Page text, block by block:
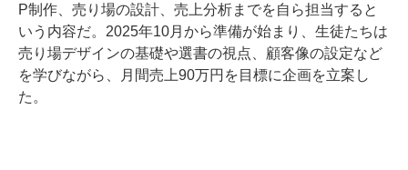
P制作、売り場の設計、売上分析までを自ら担当すると
いう内容だ。2025年10月から準備が始まり、生徒たちは
売り場デザインの基礎や選書の視点、顧客像の設定など
を学びながら、月間売上90万円を目標に企画を立案し
た。